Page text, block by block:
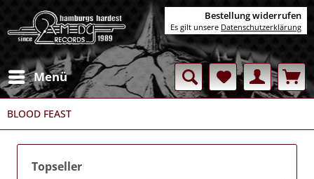
Menü
BLOOD FEAST
Topseller
Bestellung widerrufen
Es gilt unsere Datenschutzerklärung